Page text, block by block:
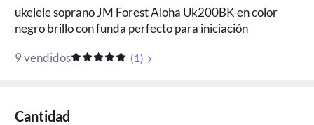
ukelele soprano JM Forest Aloha Uk200BK en color
negro brillo con funda perfecto para iniciación
9 vendidos
(1)
Cantidad